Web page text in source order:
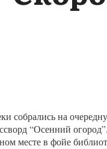
собрались на
“Осенний
месте в фойе